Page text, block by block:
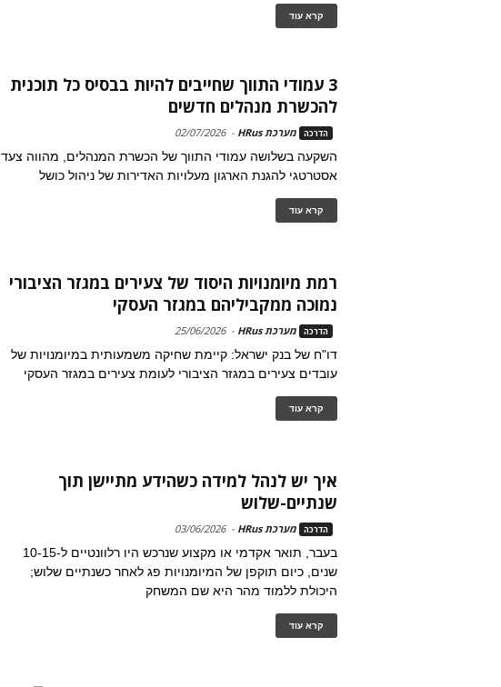
קרא עוד
3 עמודי התווך שחייבים להיות בבסיס כל תוכנית
להכשרת מנהלים חדשים
הדרכה מערכת HRus -
02/07/2026
השקעה בשלושה עמודי התווך של הכשרת המנהלים, מהווה צעד
אסטרטגי להגנת הארגון מעלויות האדירות של ניהול כושל
קרא עוד
רמת מיומנויות היסוד של צעירים במגזר הציבורי
נמוכה ממקביליהם במגזר העסקי
הדרכה מערכת HRus -
25/06/2026
דו"ח של בנק ישראל: קיימת שחיקה משמעותית במיומנויות של
עובדים צעירים במגזר הציבורי לעומת צעירים במגזר העסקי
קרא עוד
איך יש לנהל למידה כשהידע מתיישן תוך
שנתיים-שלוש
הדרכה מערכת HRus -
03/06/2026
בעבר, תואר אקדמי או מקצוע שנרכש היו רלוונטיים ל-10-15
שנים, כיום תוקפן של המיומנויות פג לאחר כשנתיים שלוש;
היכולת ללמוד מהר היא שם המשחק
קרא עוד